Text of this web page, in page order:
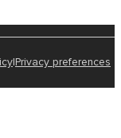
|Privacy preferences